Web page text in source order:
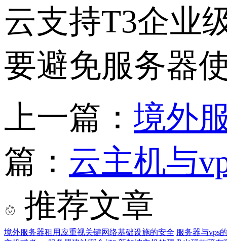
云支持T3企业
要避免服务器
上一篇：境外
篇： 云主机与
推荐文章
境外服务器租用应重视关键网络基础设施的安全 服务器与vps